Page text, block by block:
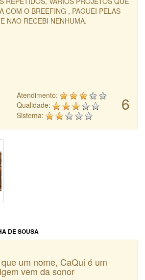
COM O BREEFING , PAGUEI PELAS
NAO RECEBI NENHUMA.
6
Atendimento:
Qualidade:
Sistema:
DE SOUSA
um nome, CaQui é um
vem da sonor